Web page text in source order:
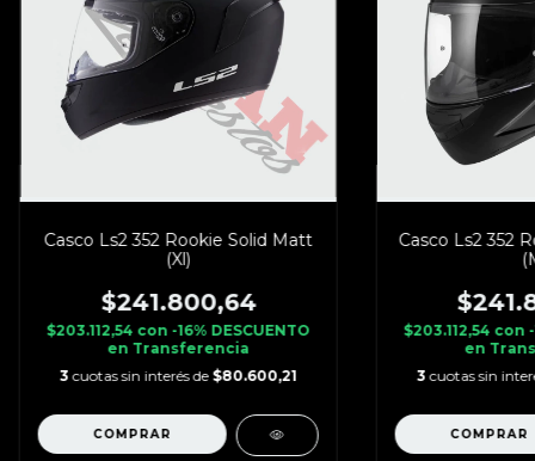
Casco Ls2 352 Rookie Solid Matt
(Xl)
$241.800,64
$203.112,54 con -16% DESCUENTO
en Transferencia
3 cuotas sin interés de $80.600,21
Casco Ls2 352
$203.112,54 con
en
3 cuotas sin